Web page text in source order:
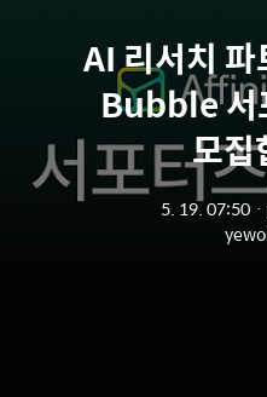
AI 리서치
Bubble 서
모집
5. 19. 07:50ㆍ